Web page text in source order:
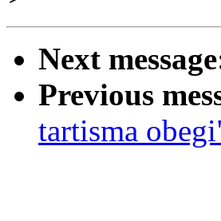
Next
Previous
tartisma